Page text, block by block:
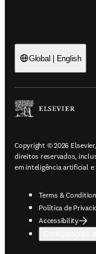
Global | English
Copyright © 2026
direitos reservados,
em inteligência artificial
Terms &
Política de
Accessibility